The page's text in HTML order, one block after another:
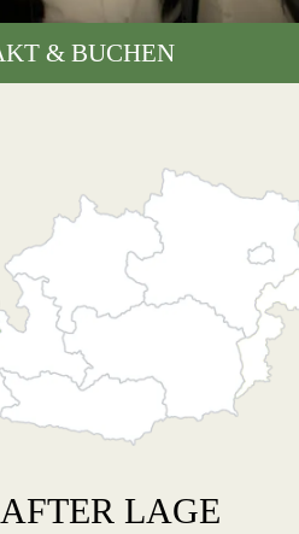
& BUCHEN
LAGE